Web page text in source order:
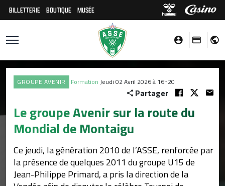
BILLETTERIE BOUTIQUE MUSÉE
GROUPE AVENIR Formation Jeudi 02 Avril 2026 à 16h20
Partager
Le groupe Avenir sur la route du
Mondial de Montaigu
Ce jeudi, la génération 2010 de l’ASSE, renforcée par
la présence de quelques 2011 du groupe U15 de
Jean-Philippe Primard, a pris la direction de la